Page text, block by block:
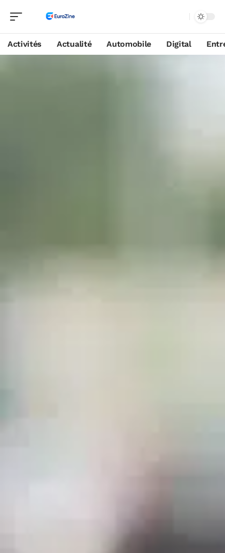
Activités Actualité Automobile Digital